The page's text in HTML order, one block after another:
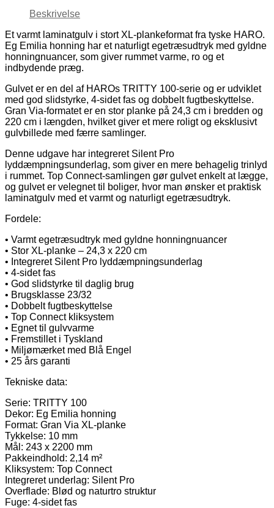
Beskrivelse
Et varmt laminatgulv i stort XL-plankeformat fra tyske HARO.
Eg Emilia honning har et naturligt egetræsudtryk med gyldne
honningnuancer, som giver rummet varme, ro og et
indbydende præg.
Gulvet er en del af HAROs TRITTY 100-serie og er udviklet
med god slidstyrke, 4-sidet fas og dobbelt fugtbeskyttelse.
Gran Via-formatet er en stor planke på 24,3 cm i bredden og
220 cm i længden, hvilket giver et mere roligt og eksklusivt
gulvbillede med færre samlinger.
Denne udgave har integreret Silent Pro
lyddæmpningsunderlag, som giver en mere behagelig trinlyd
i rummet. Top Connect-samlingen gør gulvet enkelt at lægge,
og gulvet er velegnet til boliger, hvor man ønsker et praktisk
laminatgulv med et varmt og naturligt egetræsudtryk.
Fordele:
• Varmt egetræsudtryk med gyldne honningnuancer
• Stor XL-planke – 24,3 x 220 cm
• Integreret Silent Pro lyddæmpningsunderlag
• 4-sidet fas
• God slidstyrke til daglig brug
• Brugsklasse 23/32
• Dobbelt fugtbeskyttelse
• Top Connect kliksystem
• Egnet til gulvvarme
• Fremstillet i Tyskland
• Miljømærket med Blå Engel
• 25 års garanti
Tekniske data:
Serie: TRITTY 100
Dekor: Eg Emilia honning
Format: Gran Via XL-planke
Tykkelse: 10 mm
Mål: 243 x 2200 mm
Pakkeindhold: 2,14 m²
Kliksystem: Top Connect
Integreret underlag: Silent Pro
Overflade: Blød og naturtro struktur
Fuge: 4-sidet fas